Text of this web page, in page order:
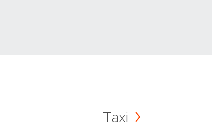
Taxi